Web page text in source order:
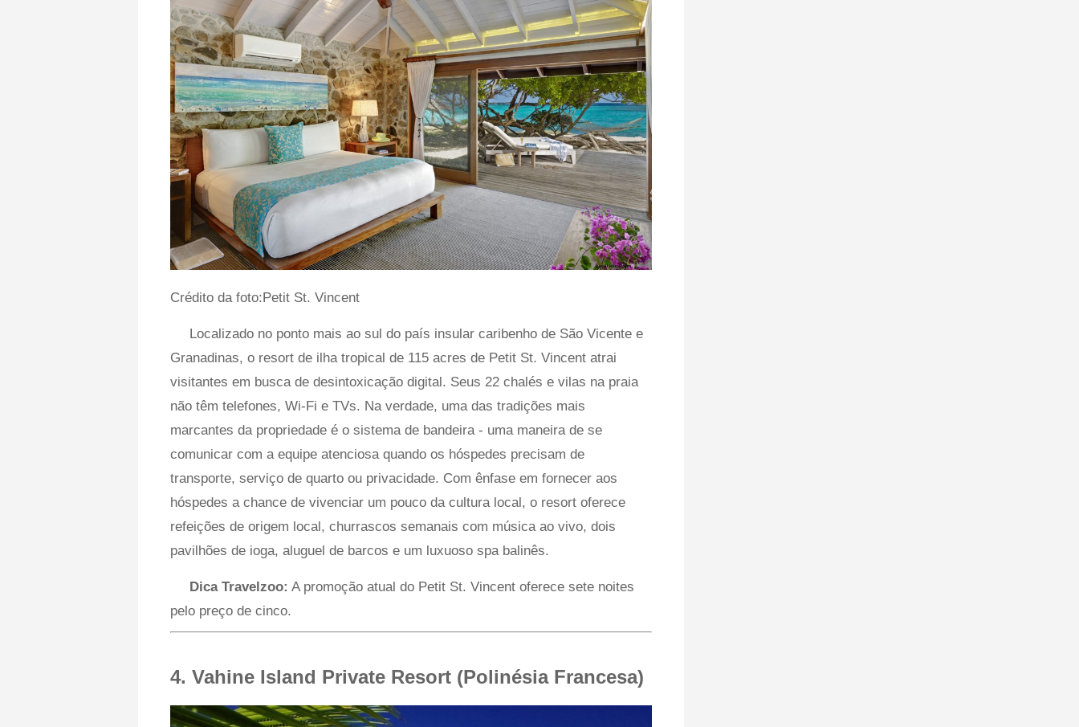
Crédito da foto:Petit St. Vincent
Localizado no ponto mais ao sul do país insular caribenho de São Vicente e
Granadinas, o resort de ilha tropical de 115 acres de Petit St. Vincent atrai
visitantes em busca de desintoxicação digital. Seus 22 chalés e vilas na praia
não têm telefones, Wi-Fi e TVs. Na verdade, uma das tradições mais
marcantes da propriedade é o sistema de bandeira - uma maneira de se
comunicar com a equipe atenciosa quando os hóspedes precisam de
transporte, serviço de quarto ou privacidade. Com ênfase em fornecer aos
hóspedes a chance de vivenciar um pouco da cultura local, o resort oferece
refeições de origem local, churrascos semanais com música ao vivo, dois
pavilhões de ioga, aluguel de barcos e um luxuoso spa balinês.
Dica Travelzoo: A promoção atual do Petit St. Vincent oferece sete noites
pelo preço de cinco.
4. Vahine Island Private Resort (Polinésia Francesa)